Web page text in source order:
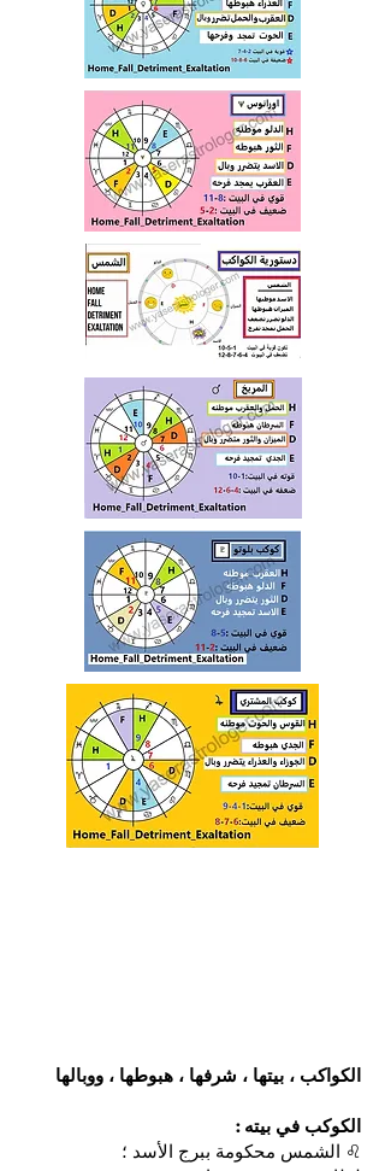
الكواكب ، بيتها ، شرفها ، هبوطها ، ووبالها
الكوكب في بيته :
♌ الشمس محكومة ببرج الأسد ؛